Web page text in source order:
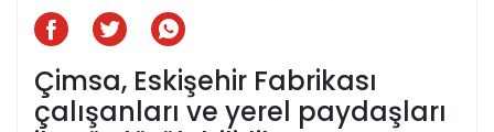
Çimsa, Eskişehir Fabrikası
çalışanları ve yerel paydaşları